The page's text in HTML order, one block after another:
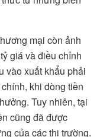
mại còn ảnh
giá và điều chỉnh
vào xuất khẩu phải
khi dòng tiền
Tuy nhiên, tại
cũng đã được
của các thị trường.